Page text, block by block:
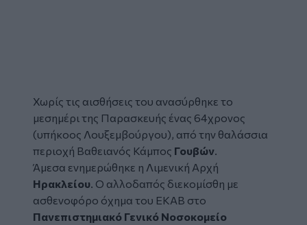
Χωρίς τις αισθήσεις του ανασύρθηκε το
μεσημέρι της Παρασκευής ένας 64χρονος
(υπήκοος Λουξεμβούργου), από την θαλάσσια
περιοχή Βαθειανός Κάμπος Γουβών.
Άμεσα ενημερώθηκε η Λιμενική Αρχή
Ηρακλείου. Ο αλλοδαπός διεκομίσθη με
ασθενοφόρο όχημα του ΕΚΑΒ στο
Πανεπιστημιακό Γενικό Νοσοκομείο